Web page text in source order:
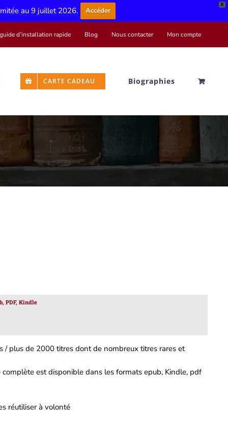
X
au 9 juillet 2026. Accéder
d’installation rapide Blog Nous contacter Mon compte
CARTE CADEAU Biographies
PDF, Kindle
/ plus de 2000 titres dont de nombreux titres rares et
est disponible dans les formats epub, Kindle, pdf
réutiliser à volonté